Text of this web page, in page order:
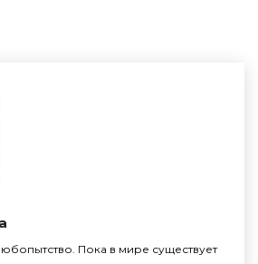
Пока в мире существует